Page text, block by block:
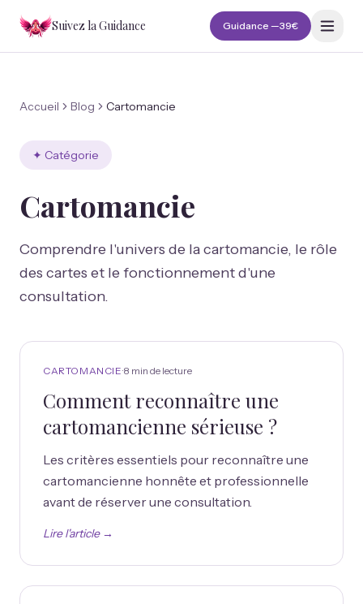
Suivez la Guidance Guidance —39€
Accueil Blog Cartomancie
✦ Catégorie
Cartomancie
Comprendre l'univers de la cartomancie, le rôle
des cartes et le fonctionnement d'une
consultation.
CARTOMANCIE·8 min de lecture
Comment reconnaître une
cartomancienne sérieuse ?
Les critères essentiels pour reconnaître une
cartomancienne honnête et professionnelle
avant de réserver une consultation.
Lire l'article →